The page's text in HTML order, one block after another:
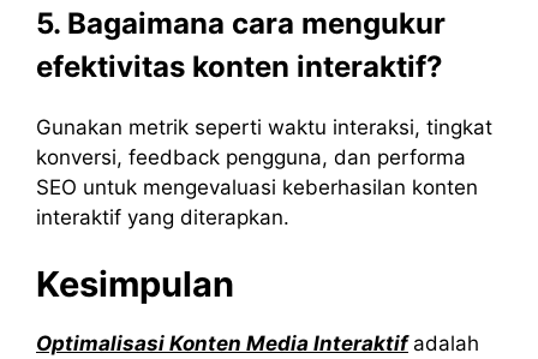
5. Bagaimana cara mengukur
efektivitas konten interaktif?
Gunakan metrik seperti waktu interaksi, tingkat
konversi, feedback pengguna, dan performa
SEO untuk mengevaluasi keberhasilan konten
interaktif yang diterapkan.
Kesimpulan
Optimalisasi Konten Media Interaktif adalah